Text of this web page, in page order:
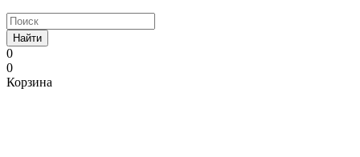
Найти
0
0
Корзина